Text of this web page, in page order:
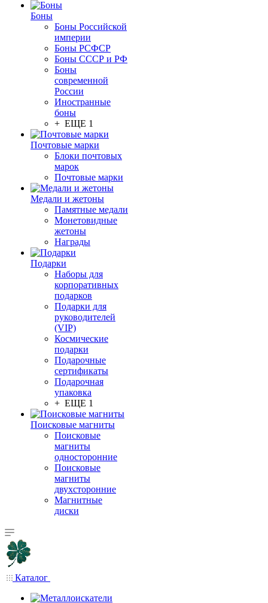
Боны
Боны Российской
империи
Боны РСФСР
Боны СССР и РФ
Боны
современной
России
Иностранные
боны
+ ЕЩЕ 1
Почтовые марки
Блоки почтовых
марок
Почтовые марки
Медали и жетоны
Памятные медали
Монетовидные
жетоны
Награды
Подарки
Наборы для
корпоративных
подарков
Подарки для
руководителей
(VIP)
Космические
подарки
Подарочные
сертификаты
Подарочная
упаковка
+ ЕЩЕ 1
Поисковые магниты
Поисковые
магниты
односторонние
Поисковые
магниты
двухсторонние
Магнитные
диски
Каталог